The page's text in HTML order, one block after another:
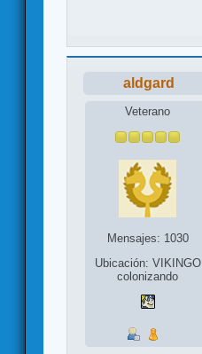
aldgard
Veterano
Mensajes: 1030
Ubicación: VIKINGO
colonizando